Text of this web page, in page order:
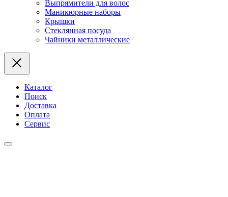
Выпрямители для волос
Маникюрные наборы
Крышки
Стеклянная посуда
Чайники металлические
Каталог
Поиск
Доставка
Оплата
Сервис